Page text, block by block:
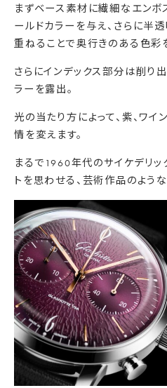
まずベース素材に繊細なエンボ
ールドカラーを与え、 さらに半
重ねることで奥行きのある 色彩
さらにインデックス部分は削り
ラー を露出。
光の当たり方によって、 紫、 ワイ
情を変えます。
まるで1960年代のサイケデリッ
ト を思わせる、芸術作品のよう